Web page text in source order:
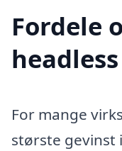
Fordele
headless
For mange
største gevinst